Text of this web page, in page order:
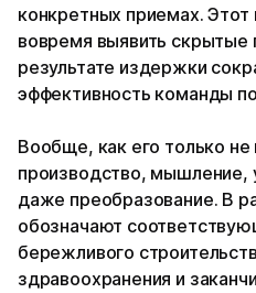
конкретных приемах. Этот
вовремя выявить скрытые
результате издержки
эффективность команды
Вообще, как его только
производство, мышление,
даже преобразование. В
обозначают
бережливого
здравоохранения и